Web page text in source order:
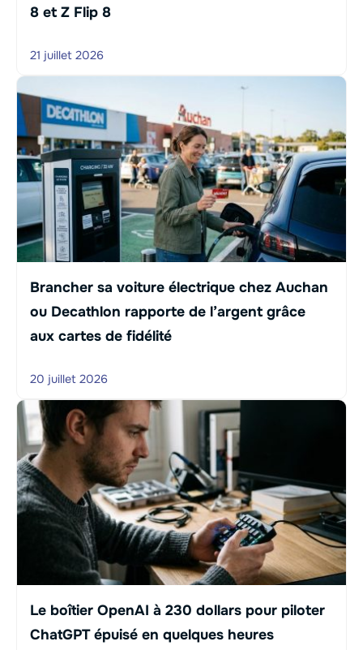
8 et Z Flip 8
21 juillet 2026
Brancher sa voiture électrique chez Auchan
ou Decathlon rapporte de l’argent grâce
aux cartes de fidélité
20 juillet 2026
Le boîtier OpenAI à 230 dollars pour piloter
ChatGPT épuisé en quelques heures